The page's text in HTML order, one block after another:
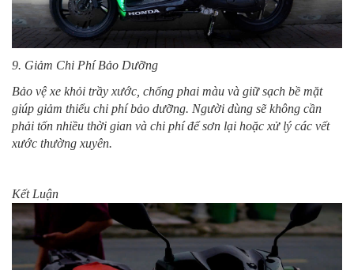
9. Giảm Chi Phí Bảo Dưỡng
Bảo vệ xe khỏi trầy xước, chống phai màu và giữ sạch bề mặt
giúp giảm thiểu chi phí bảo dưỡng. Người dùng sẽ không cần
phải tốn nhiều thời gian và chi phí để sơn lại hoặc xử lý các vết
xước thường xuyên.
Kết Luận